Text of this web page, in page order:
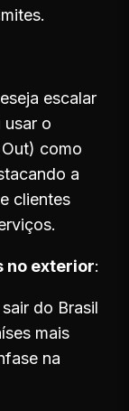
escalar
usar o
como
a
clientes
no exterior
do Brasil
mais
na